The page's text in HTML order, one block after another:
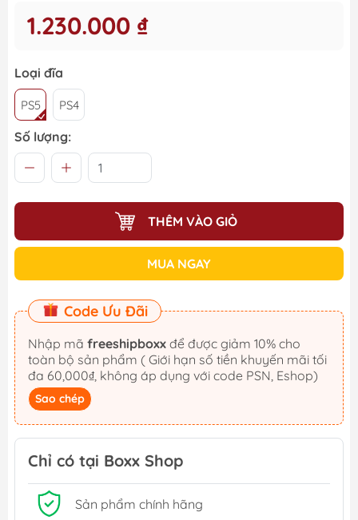
1.230.000 ₫
Loại đĩa
PS5 PS4
Số lượng:
THÊM VÀO GIỎ
MUA NGAY
Code Ưu Đãi
Nhập mã freeshipboxx
toàn bộ sản phẩm ( Giới hạn số tiền khuyến mãi tối
đa 60,000₫, không áp dụng với code PSN, Eshop)
Sao chép
Chỉ có tại Boxx Shop
Sản phẩm chính hãng